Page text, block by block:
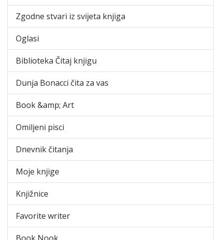
Zgodne stvari iz svijeta knjiga
Oglasi
Biblioteka Čitaj knjigu
Dunja Bonacci čita za vas
Book &amp; Art
Omiljeni pisci
Dnevnik čitanja
Moje knjige
Knjižnice
Favorite writer